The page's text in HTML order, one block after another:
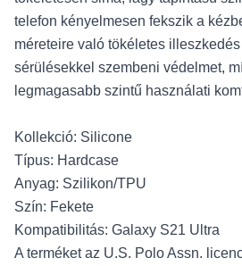
telefon kényelmesen fekszik a
méreteire való tökéletes
sérülésekkel szembeni védelmet,
legmagasabb szintű használati
Kollekció: Silicone
Típus: Hardcase
Anyag: Szilikon/TPU
Szín: Fekete
Kompatibilitás: Galaxy S21 Ultra
A terméket az U.S. Polo Assn.